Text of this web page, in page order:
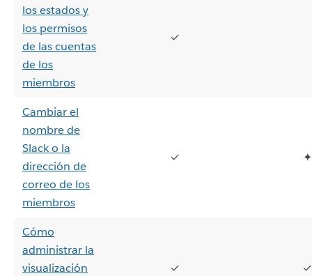
los estados y
los permisos
de las cuentas
de los
miembros
✓
Cambiar el
nombre de
Slack o la
dirección de
correo de los
miembros
✓ ✦
Cómo
administrar la
visualización
✓ ✓